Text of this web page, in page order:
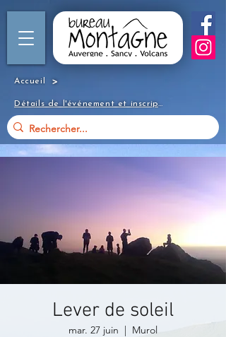
Accueil >
Détails de l'événement et inscription
Lever de soleil
mar. 27 juin
  |
Murol